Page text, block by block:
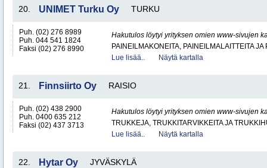
20. UNIMET Turku Oy TURKU
Puh. (02) 276 8989
Puh. 044 541 1824
Faksi (02) 276 8990
Hakutulos löytyi yrityksen omien www-sivujen
PAINEILMAKONEITA, PAINEILMALAITTEITA
Lue lisää..
Näytä kartalla
21. Finnsiirto Oy RAISIO
Puh. (02) 438 2900
Puh. 0400 635 212
Faksi (02) 437 3713
Hakutulos löytyi yrityksen omien www-sivujen
TRUKKEJA, TRUKKITARVIKKEITA JA
Lue lisää..
Näytä kartalla
22. Hytar Oy JYVÄSKYLÄ